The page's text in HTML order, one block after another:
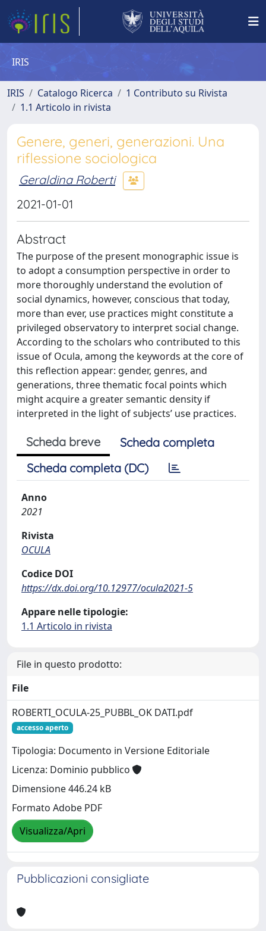
IRIS
IRIS Catalogo Ricerca
1 Contributo su Rivista
1.1 Articolo in rivista
Genere, generi, generazioni. Una
riflessione sociologica
Geraldina Roberti
2021-01-01
Abstract
The purpose of the present monographic issue is
to adopt a consumption perspective in order to
more thoroughly understand the evolution of
social dynamics, however, conscious that today,
more than ever, use practices might constitute a
privileged observatory to interpret social change.
According to the scholars who contributed to this
issue of Ocula, among the keywords at the core of
this reflection appear: gender, genres, and
generations, three thematic focal points which
might acquire a greater semantic density if
interpreted in the light of subjects’ use practices.
Scheda breve
Scheda completa
Scheda completa (DC)
Anno
2021
Rivista
OCULA
Codice DOI
https://dx.doi.org/10.12977/ocula2021-5
Appare nelle tipologie:
1.1 Articolo in rivista
File in questo prodotto:
File
ROBERTI_OCULA-25_PUBBL_OK DATI.pdf
accesso aperto
Tipologia: Documento in Versione Editoriale
Licenza: Dominio pubblico
Dimensione 446.24 kB
Formato Adobe PDF
Visualizza/Apri
Pubblicazioni consigliate